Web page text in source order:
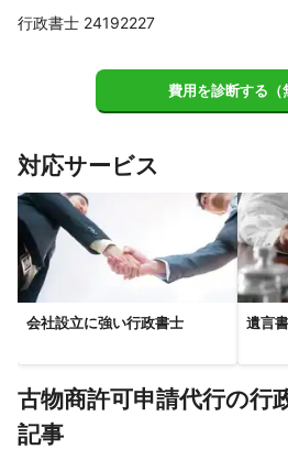
愛西市
江南市
三重県】
川越町 桑名市 朝日
行政書士 24192227
費用を診断する（
対応サービス
会社設立に強い行政書士 遺言
古物商許可申請代行の行
記事